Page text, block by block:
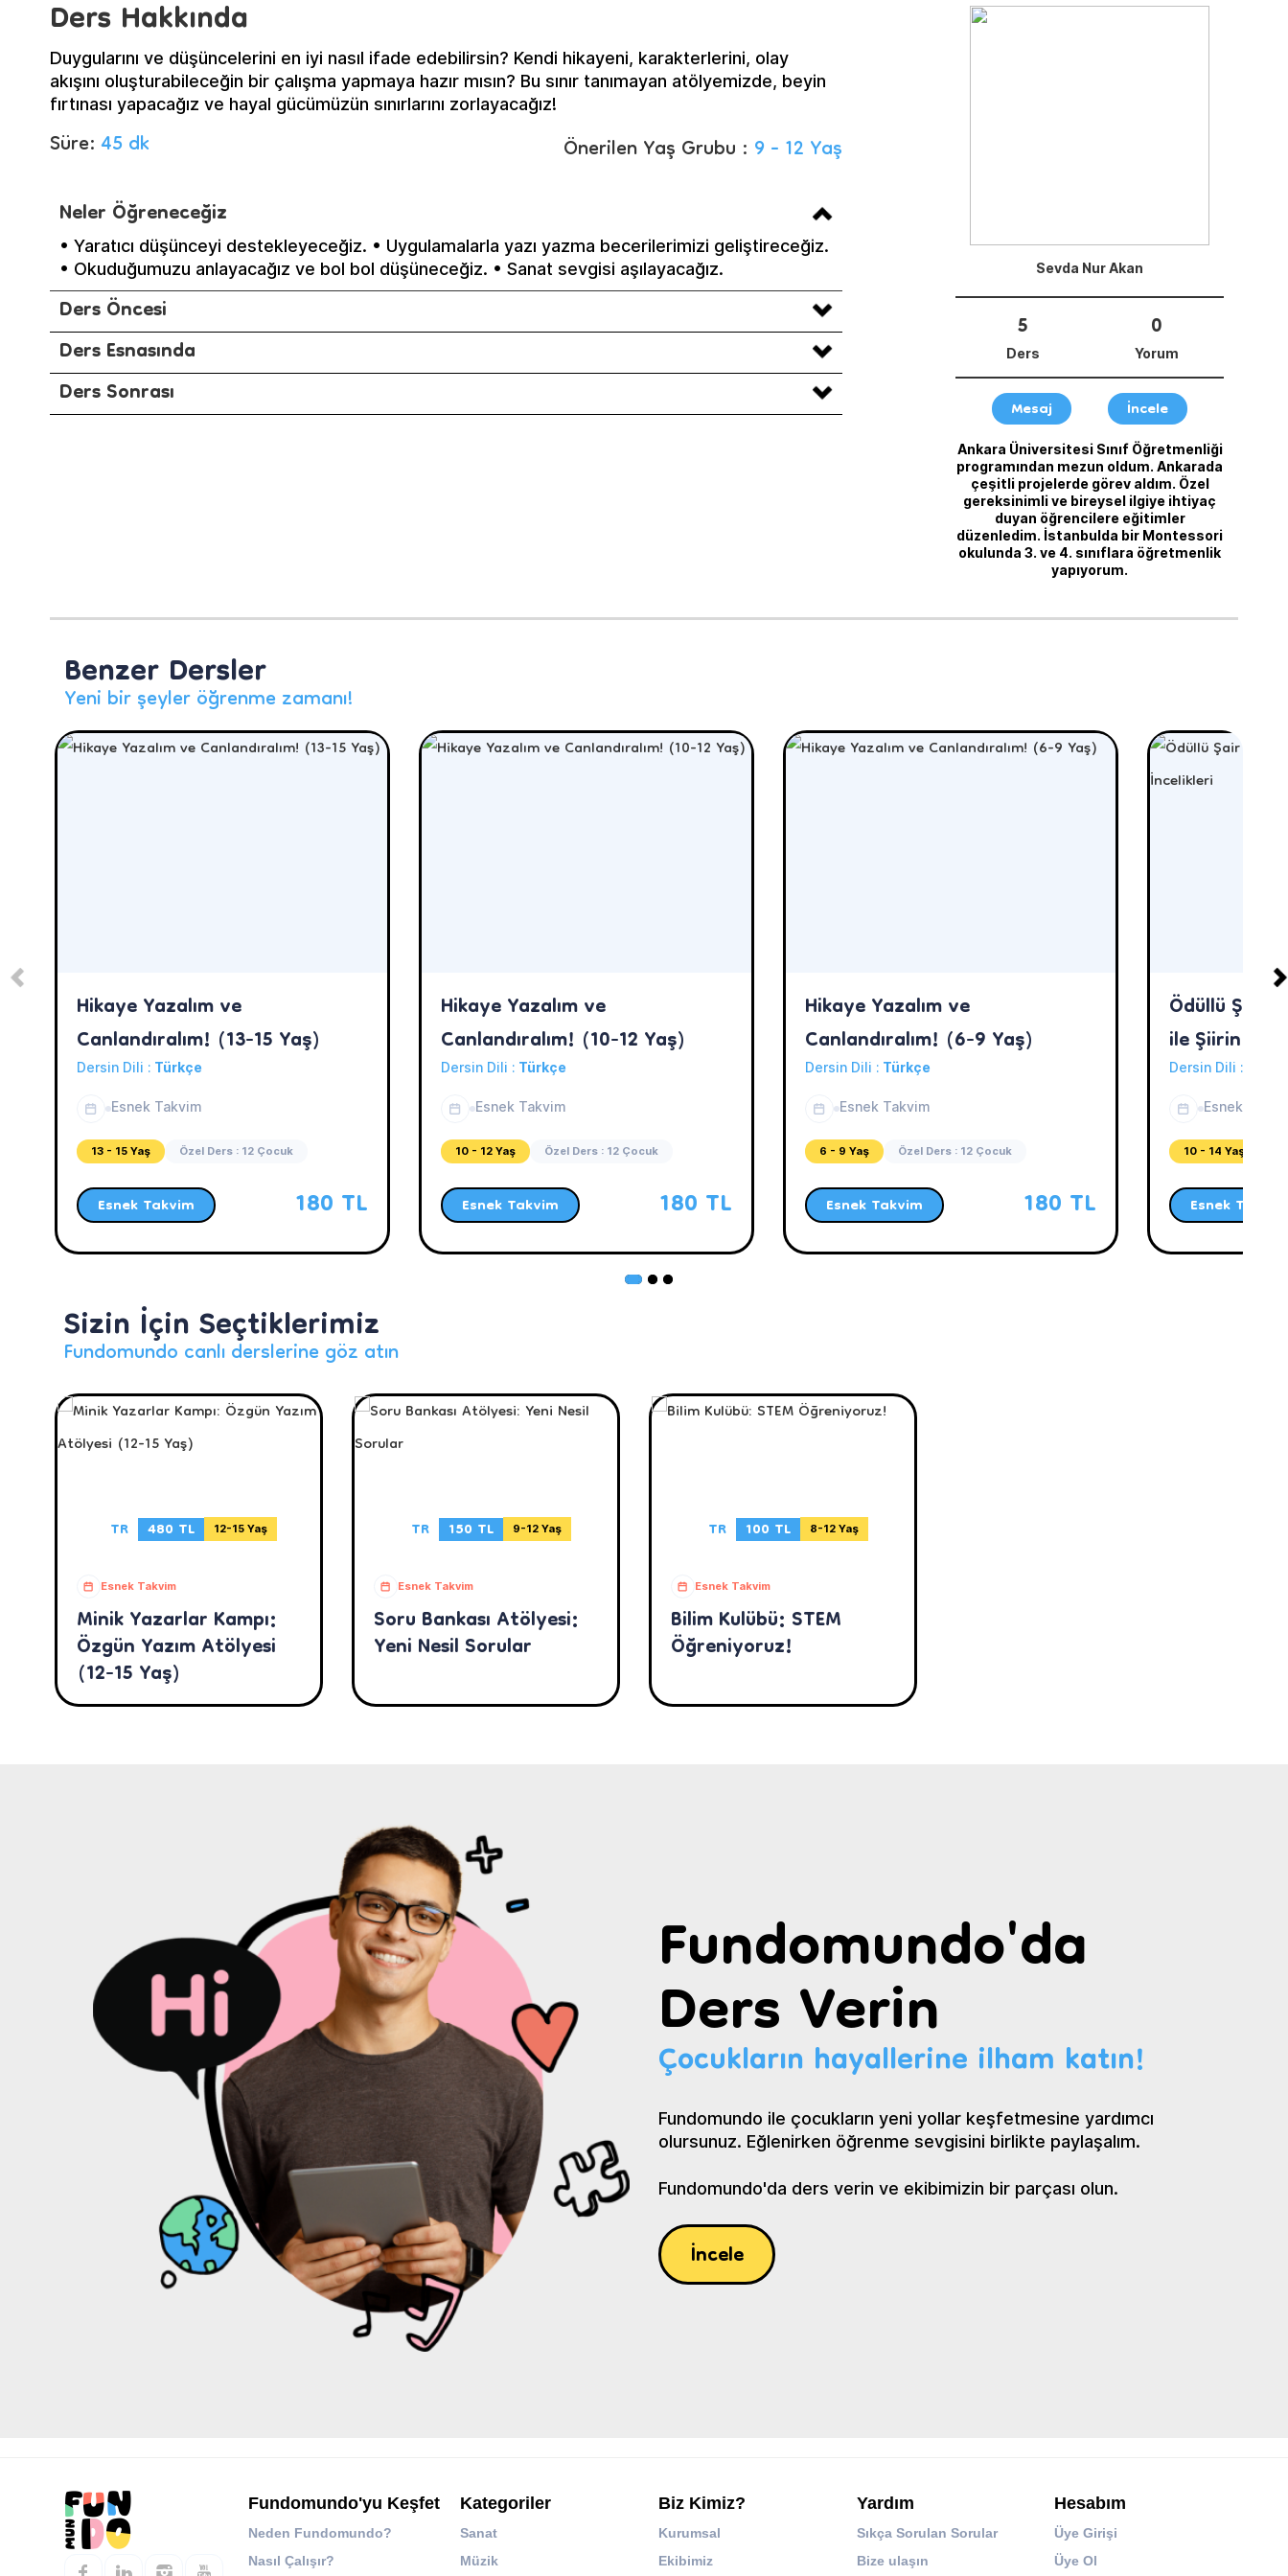
Ders Hakkında
Duygularını ve düşüncelerini en iyi nasıl ifade edebilirsin? Kendi hikayeni, karakterlerini, olay
akışını oluşturabileceğin bir çalışma yapmaya hazır mısın? Bu sınır tanımayan atölyemizde, beyin
fırtınası yapacağız ve hayal gücümüzün sınırlarını zorlayacağız!
Süre:45 dk Önerilen Yaş Grubu :9 - 12 Yaş
Neler Öğreneceğiz
• Yaratıcı düşünceyi destekleyeceğiz. • Uygulamalarla yazı yazma becerilerimizi geliştireceğiz.
• Okuduğumuzu anlayacağız ve bol bol düşüneceğiz. • Sanat sevgisi aşılayacağız.
Ders Öncesi
Ders Esnasında
Ders Sonrası
Sevda Nur Akan
5
Ders
0
Yorum
Mesaj İncele
Ankara Üniversitesi Sınıf Öğretmenliği
programından mezun oldum. Ankarada
çeşitli projelerde görev aldım. Özel
gereksinimli ve bireysel ilgiye ihtiyaç
duyan öğrencilere eğitimler
düzenledim. İstanbulda bir Montessori
okulunda 3. ve 4. sınıflara öğretmenlik
yapıyorum.
Benzer Dersler
Yeni bir şeyler öğrenme zamanı!
Hikaye Yazalım ve
Canlandıralım! (13-15 Yaş)
Dersin Dili : Türkçe
Esnek Takvim
13 - 15 Yaş Özel Ders : 12 Çocuk
Esnek Takvim 180 TL
Hikaye Yazalım ve
Canlandıralım! (10-12 Yaş)
Dersin Dili : Türkçe
Esnek Takvim
10 - 12 Yaş Özel Ders : 12 Çocuk
Esnek Takvim 180 TL
Hikaye Yazalım ve
Canlandıralım! (6-9 Yaş)
Dersin Dili : Türkçe
Esnek Takvim
6 - 9 Yaş Özel Ders : 12 Çocuk
Esnek Takvim 180 TL
Ödüllü Şair
ile Şiirin
Dersin Dili :
Esnek
10 - 14 Yaş
Esnek Takvim
Sizin İçin Seçtiklerimiz
Fundomundo canlı derslerine göz atın
TR 480 TL 12-15 Yaş
Esnek Takvim
Minik Yazarlar Kampı:
Özgün Yazım Atölyesi
(12-15 Yaş)
TR 150 TL 9-12 Yaş
Esnek Takvim
Soru Bankası Atölyesi:
Yeni Nesil Sorular
TR 100 TL 8-12 Yaş
Esnek Takvim
Bilim Kulübü: STEM
Öğreniyoruz!
Fundomundo'da
Ders Verin
Çocukların hayallerine ilham katın!
Fundomundo ile çocukların yeni yollar keşfetmesine yardımcı
olursunuz. Eğlenirken öğrenme sevgisini birlikte paylaşalım.
Fundomundo'da ders verin ve ekibimizin bir parçası olun.
İncele
Fundomundo'yu Keşfet
Neden Fundomundo?
Nasıl Çalışır?
Kategoriler
Sanat
Müzik
Biz Kimiz?
Kurumsal
Ekibimiz
Yardım
Sıkça Sorulan Sorular
Bize ulaşın
Hesabım
Üye Girişi
Üye Ol